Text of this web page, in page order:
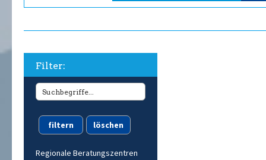
Filter:
Regionale Beratungszentren